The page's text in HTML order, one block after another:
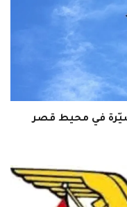
في محيط قصر